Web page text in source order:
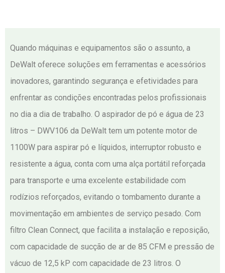
Quando máquinas e equipamentos são o assunto, a
DeWalt oferece soluções em ferramentas e acessórios
inovadores, garantindo segurança e efetividades para
enfrentar as condições encontradas pelos profissionais
no dia a dia de trabalho. O aspirador de pó e água de 23
litros – DWV106 da DeWalt tem um potente motor de
1100W para aspirar pó e líquidos, interruptor robusto e
resistente a água, conta com uma alça portátil reforçada
para transporte e uma excelente estabilidade com
rodízios reforçados, evitando o tombamento durante a
movimentação em ambientes de serviço pesado. Com
filtro Clean Connect, que facilita a instalação e reposição,
com capacidade de sucção de ar de 85 CFM e pressão de
vácuo de 12,5 kP com capacidade de 23 litros. O